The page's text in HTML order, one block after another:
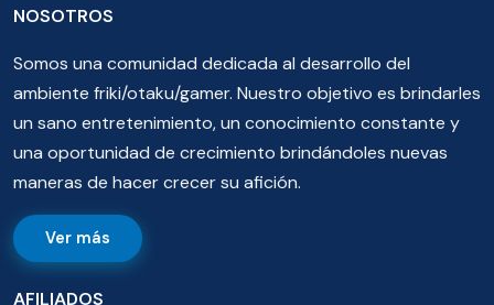
NOSOTROS
Somos una comunidad dedicada al desarrollo del
ambiente friki/otaku/gamer. Nuestro objetivo es brindarles
un sano entretenimiento, un conocimiento constante y
una oportunidad de crecimiento brindándoles nuevas
maneras de hacer crecer su afición.
Ver más
AFILIADOS